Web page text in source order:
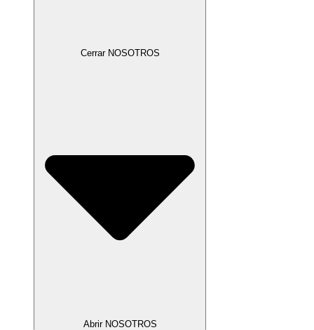
Cerrar NOSOTROS
Abrir NOSOTROS